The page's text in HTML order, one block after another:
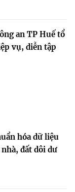
an TP Huế tổ
vụ, diễn tập
hóa dữ liệu
đất dôi dư